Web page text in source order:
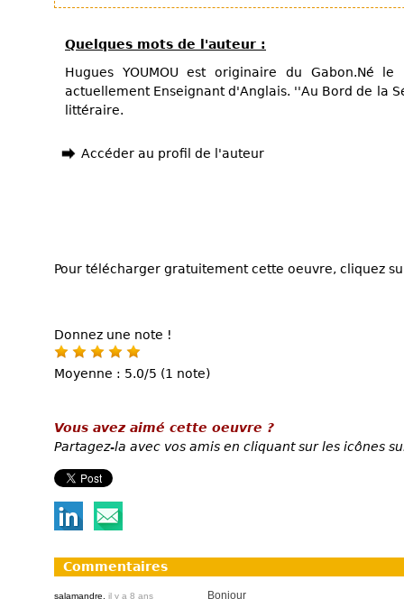
Quelques mots de l'auteur :
Hugues YOUMOU est originaire du Gabon.Né
actuellement Enseignant d'Anglais. ''Au Bord de la
littéraire.
Accéder au profil de l'auteur
Pour télécharger gratuitement cette oeuvre, cliquez
Donnez une note !
Moyenne : 5.0/5 (1 note)
Vous avez aimé cette oeuvre ?
Partagez-la avec vos amis en cliquant sur les icônes
Commentaires
salamandre, il y a 8 ans
Bonjour